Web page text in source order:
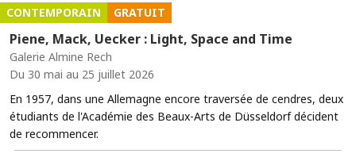
CONTEMPORAIN GRATUIT
Piene, Mack, Uecker : Light, Space and Time
Galerie Almine Rech
Du 30 mai au 25 juillet 2026
En 1957, dans une Allemagne encore traversée de cendres, deux
étudiants de l'Académie des Beaux-Arts de Düsseldorf décident
de recommencer.